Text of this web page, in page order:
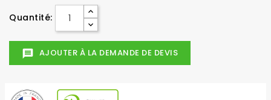
Quantité:
message AJOUTER À LA DEMANDE DE DEVIS